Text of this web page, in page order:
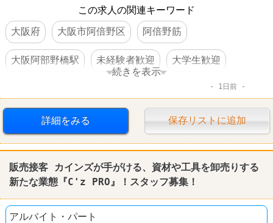
この求人の関連キーワード
大阪府
大阪市阿倍野区 阿倍野筋
大阪阿部野橋駅 未経験者歓迎 大学生歓迎
社員割引あり
社員登用あり 駅チカ 禁煙・分煙
ファッション・コスメ その他小売店 ニコアンド
続きを表示
1日前
詳細をみる 保存リストに追加
販売接客 カインズが手がける、資材や工具を卸売りする
新たな業態『C'z PRO』！スタッフ募集！
アルバイト・パート